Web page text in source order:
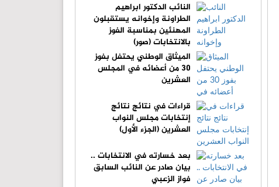
النائب الدكتور ابراهيم
الطراونة وإخوانه يستقبلون
المهنئين بمناسبة الفوز
بالانتخابات (صور)
الميثاق الوطني يحتفل بفوز
30 من أعضائه في المجلس
العشرين
قراءات في نتائج نتائج
إنتخابات مجلس النواب
العشرين (الجزء الأول)
بعد خسارته في الانتخابات ..
بيان صادر عن النائب السابق
فواز الزعبي